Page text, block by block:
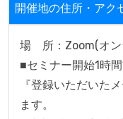
開催地の住所・アク
場　所：Zoom(オ
■セミナー開始1時
『登録いただいた
ます。